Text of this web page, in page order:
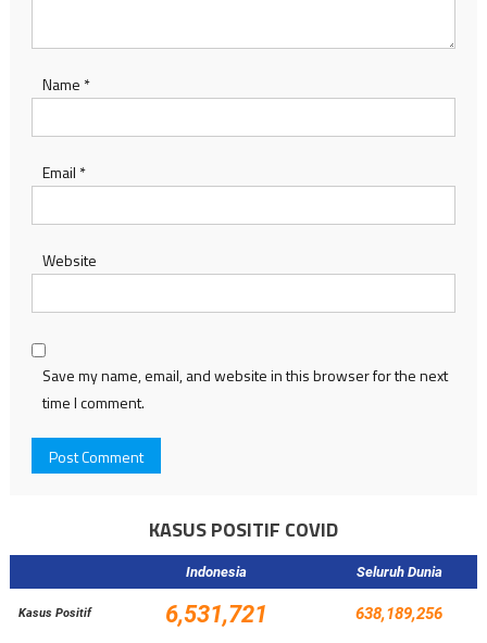
Name *
Email *
Website
Save my name, email, and website in this browser for the next
time I comment.
KASUS POSITIF COVID